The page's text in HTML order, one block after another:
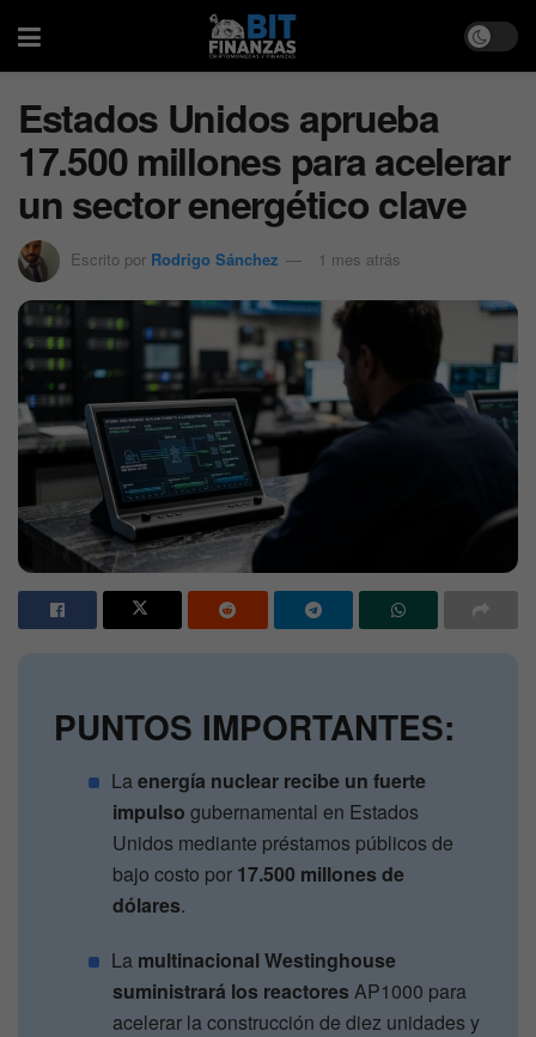
Estados Unidos aprueba
17.500 millones para acelerar
un sector energético clave
Escrito por Rodrigo Sánchez 1 mes atrás
PUNTOS IMPORTANTES:
Laenergía nuclear recibe un fuerte
impulso gubernamental en Estados
Unidos mediante préstamos públicos de
bajo costo por 17.500 millones de
dólares.
La multinacional Westinghouse
suministrará los reactores AP1000 para
acelerar la construcción de diez unidades y